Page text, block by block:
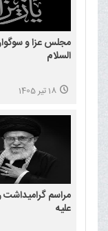
مجلس عزا و
السلام
18 تیر 1405
مراسم گرامیداشت
علیه